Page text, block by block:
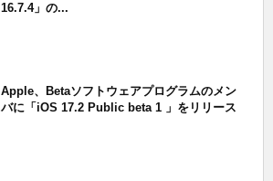
16.7.4」の...
Apple、Betaソフトウェアプログラムのメン
バに「iOS 17.2 Public beta 1 」をリリース